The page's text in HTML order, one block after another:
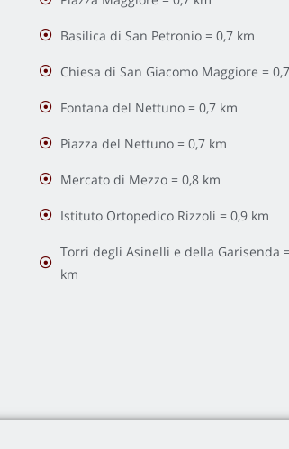
Basilica di San Petronio = 0,7 km
Chiesa di San Giacomo Maggiore =
Fontana del Nettuno = 0,7 km
Piazza del Nettuno = 0,7 km
Mercato di Mezzo = 0,8 km
Istituto Ortopedico Rizzoli = 0,9 km
Torri degli Asinelli e della Garisenda
km